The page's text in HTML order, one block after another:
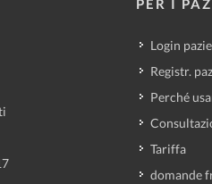
PER I
Login
Registr.
Perché
Tariffa
domande